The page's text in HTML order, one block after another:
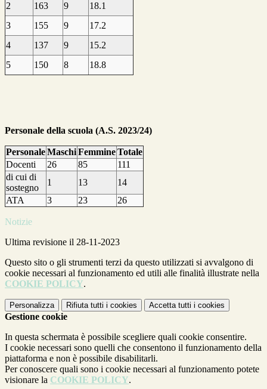
2
163 9
18.1
3
155 9
17.2
4
137 9
15.2
5
150 8 18.8
Personale della scuola (A.S. 2023/24)
PersonaleMaschiFemmineTotale
Docenti
26 85
111
di cui di
sostegno
1 13
14
ATA
3 23 26
Notizie
Ultima revisione il 28-11-2023
Questo sito o gli strumenti terzi da questo utilizzati si avvalgono di
cookie necessari al funzionamento ed utili alle finalità illustrate nella
COOKIE POLICY.
Personalizza Rifiuta tutti i cookies Accetta tutti i cookies
Gestione cookie
In questa schermata è possibile scegliere quali cookie consentire.
I cookie necessari sono quelli che consentono il funzionamento della
piattaforma e non è possibile disabilitarli.
Per conoscere quali sono i cookie necessari al funzionamento potete
visionare la COOKIE POLICY.